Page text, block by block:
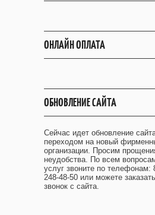
ОНЛАЙН ОПЛАТА
ОБНОВЛЕНИЕ САЙТА
Сейчас идет обновление
переходом на новый
организации. Просим
неудобства. По всем
услуг звоните по телефонам:
248-48-50 или можете
звонок с сайта.